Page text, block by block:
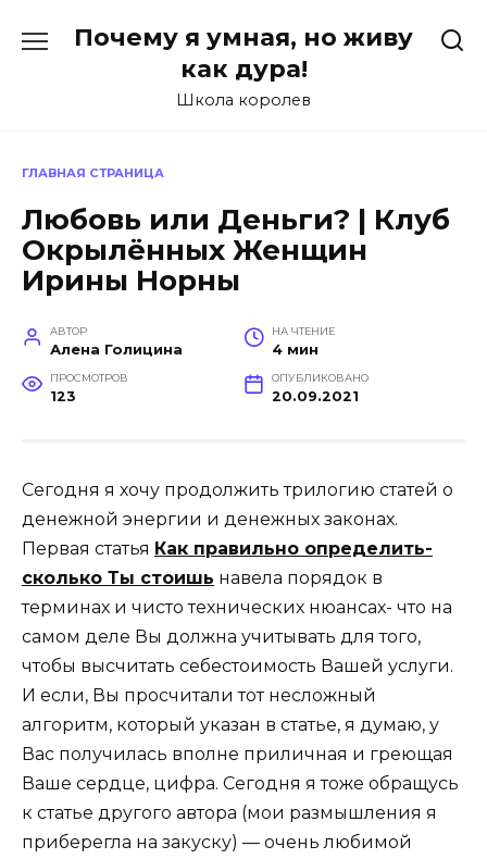
Почему я умная, но живу
как дура!
Школа королев
ГЛАВНАЯ СТРАНИЦА
Любовь или Деньги? | Клуб
Окрылённых Женщин
Ирины Норны
АВТОР
Алена Голицина
НА ЧТЕНИЕ
4 мин
ПРОСМОТРОВ
123
ОПУБЛИКОВАНО
20.09.2021
Сегодня я хочу продолжить трилогию статей о
денежной энергии и денежных законах.
Первая статья Как правильно определить-
сколько Ты стоишь навела порядок в
терминах и чисто технических нюансах- что на
самом деле Вы должна учитывать для того,
чтобы высчитать себестоимость Вашей услуги.
И если, Вы просчитали тот несложный
алгоритм, который указан в статье, я думаю, у
Вас получилась вполне приличная и греющая
Ваше сердце, цифра. Сегодня я тоже обращусь
к статье другого автора (мои размышления я
приберегла на закуску) — очень любимой